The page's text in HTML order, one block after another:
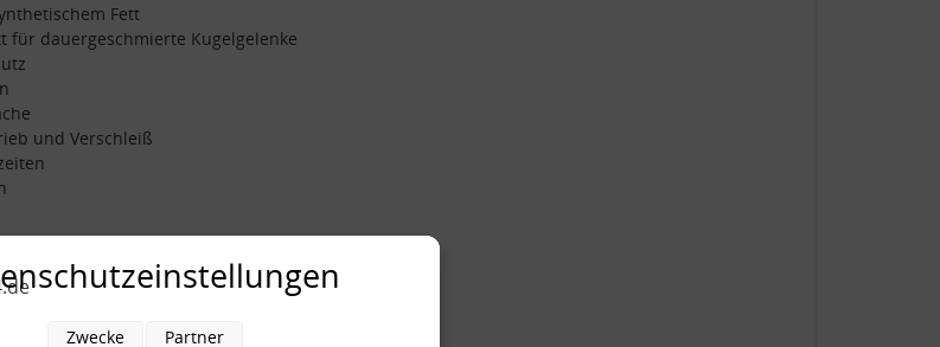
Fett
für dauergeschmierte Kugelgelenke
und Verschleiß
der Manschetten
Zwecke Partner